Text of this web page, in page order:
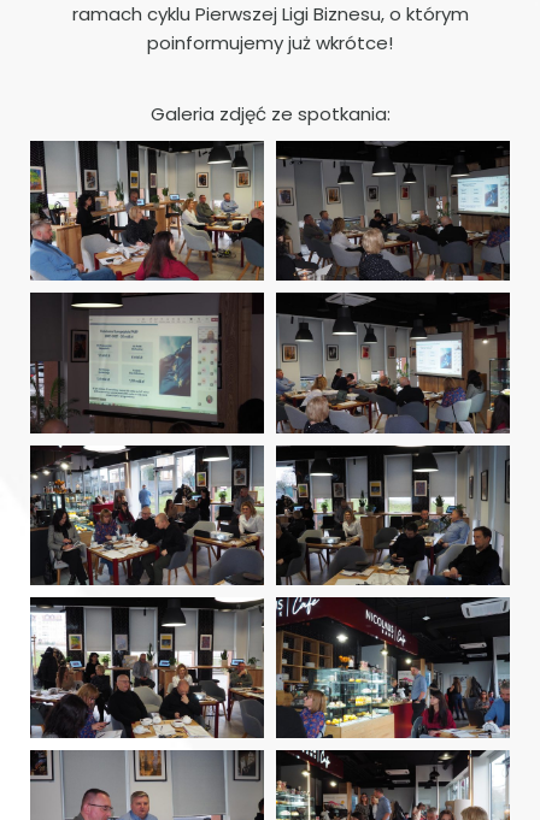
ramach cyklu Pierwszej Ligi Biznesu, o którym
poinformujemy już wkrótce!
Galeria zdjęć ze spotkania: